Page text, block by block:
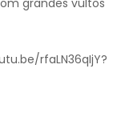
grandes vultos
rfaLN36qIjY?